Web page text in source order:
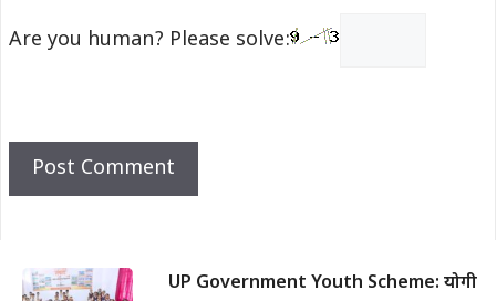
Are you human? Please solve:
UP Government Youth Scheme: योगी